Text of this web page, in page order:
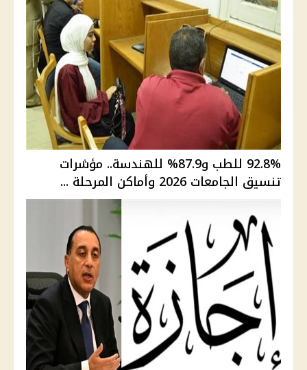
92.8% للطب و87.9% للهندسة.. مؤشرات
تنسيق الجامعات 2026 وأماكن المرحلة ...